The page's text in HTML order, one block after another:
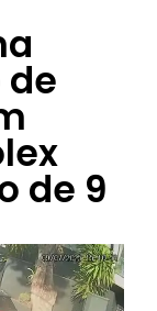
de 9